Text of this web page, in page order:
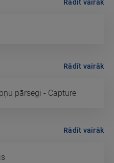
Rādīt vairāk
pārsegi - Capture
Rādīt vairāk
Rādīt vairāk